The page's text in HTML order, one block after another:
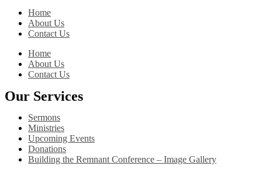
Home
About Us
Contact Us
Home
About Us
Contact Us
Our Services
Sermons
Ministries
Upcoming Events
Donations
Building the Remnant Conference – Image Gallery